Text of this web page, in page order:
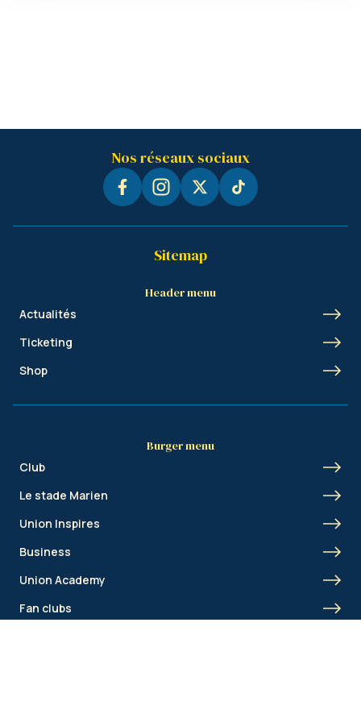
Nos réseaux sociaux
Sitemap
Header menu
Actualités
Ticketing
Shop
Burger menu
Club
Le stade Marien
Union Inspires
Business
Union Academy
Fan clubs